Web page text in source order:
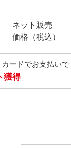
ネット販売
価格（税込）
ードでお支払いで
獲得